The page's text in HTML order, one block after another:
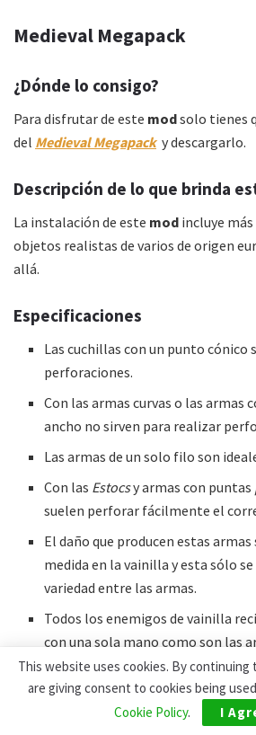
Medieval Megapack
¿Dónde lo consigo?
Para disfrutar de este modsolo tienes
del Medieval Megapack y descargarlo.
Descripción de lo que brinda
La instalación de este mod incluye más
objetos realistas de varios de origen
allá.
Especificaciones
Las cuchillas con un punto cónico
perforaciones.
Con las armas curvas o las armas
ancho no sirven para realizar
Las armas de un solo filo son
Con las Estocsy armas con puntas
suelen perforar fácilmente el
El daño que producen estas armas
medida en la vainilla y esta sólo
variedad entre las armas.
Todos los enemigos de vainilla
con una sola mano como son las
NPC.
Slugga’s Combat Overhaul
This website uses cookies. By
are giving consent to cookies being
Cookie Policy. I